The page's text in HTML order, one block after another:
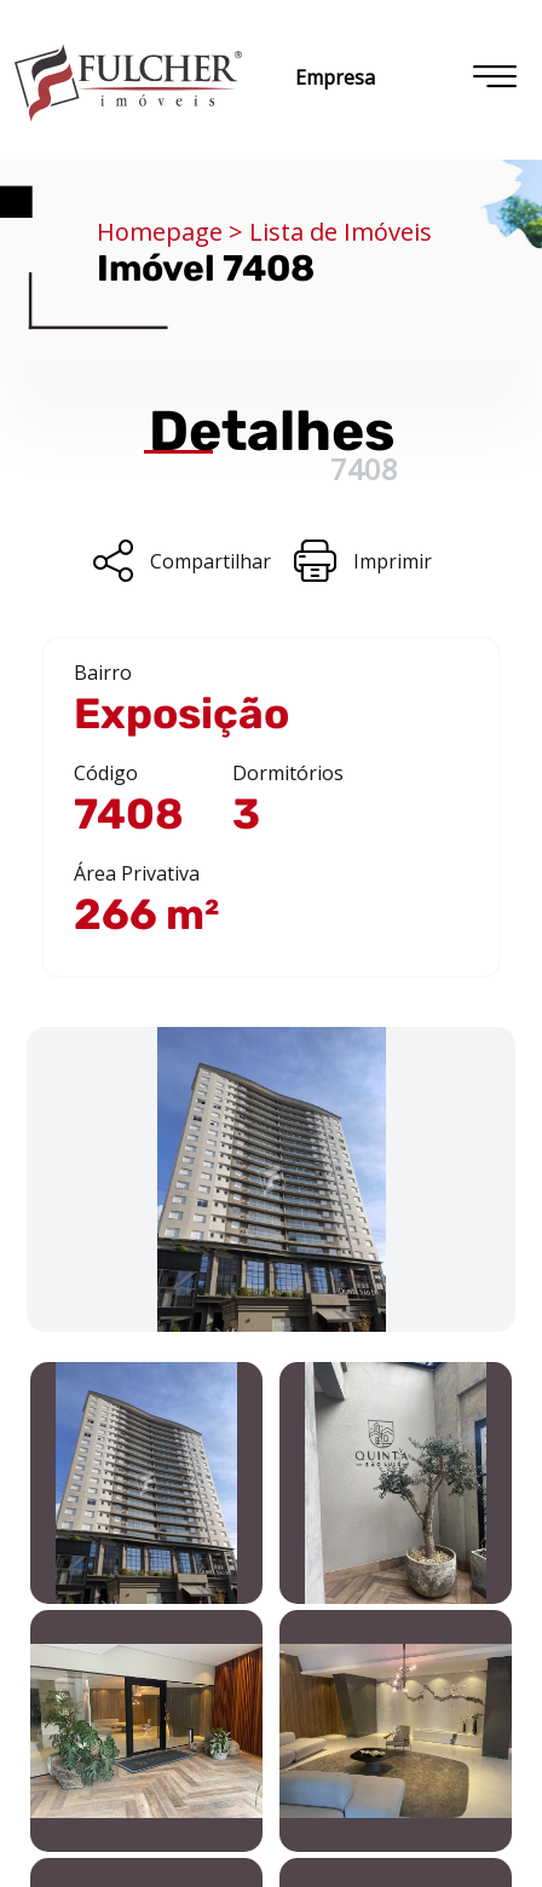
Empresa
Homepage > Lista de Imóveis
Imóvel 7408
Detalhes
7408
Compartilhar Imprimir
Bairro
Exposição
Código
7408
Dormitórios
3
Área Privativa
266 m²